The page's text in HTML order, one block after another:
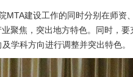
建设工作的同时分别在师资
聚焦，突出地方特色。同时，
学科方向进行调整并突出特色。